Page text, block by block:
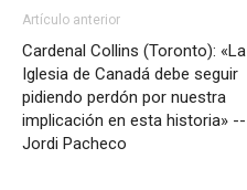
Artículo anterior
Cardenal Collins (Toronto): «La
Iglesia de Canadá debe seguir
pidiendo perdón por nuestra
implicación en esta historia» --
Jordi Pacheco